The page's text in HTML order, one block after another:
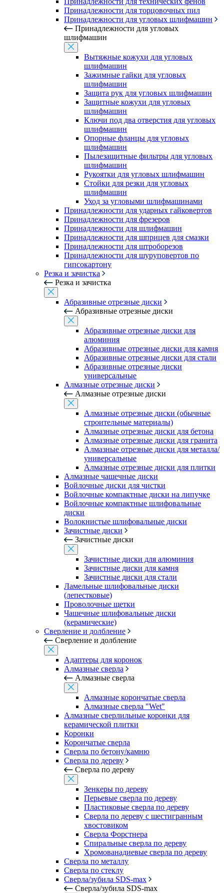
Принадлежности для торцовочных пил
Принадлежности для угловых шлифмашин
Принадлежности для угловых
шлифмашин
Вытяжные кожухи для угловых
шлифмашин
Зажимные гайки для угловых
шлифмашин
Защита рук для угловых шлифмашин
Защитные кожухи для угловых
шлифмашин
Ключи под два отверстия для угловых
шлифмашин
Опорные фланцы для угловых
шлифмашин
Пылезащитные фильтры для угловых
шлифмашин
Рукоятки для угловых шлифмашин
Стойки для резки для угловых
шлифмашин
Уход за угловыми шлифмашинами
Принадлежности для ударных гайковертов
Принадлежности для фрезеров
Принадлежности для шлифмашин
Принадлежности для шприцев для смазки
Принадлежности для штроборезов
Принадлежности для шуруповертов по
гипсокартону
Резка и зачистка
Резка и зачистка
Абразивные отрезные диски
Абразивные отрезные диски
Абразивные отрезные диски для
алюминия
Абразивные отрезные диски для камня
Абразивные отрезные диски для стали
Абразивные отрезные диски
универсальные
Алмазные отрезные диски
Алмазные отрезные диски
Алмазные отрезные диски (обычные
строительные материалы)
Алмазные отрезные диски для бетона
Алмазные отрезные диски для гранита
Алмазные отрезные диски для металла/
универсальные
Алмазные отрезные диски для плитки
Алмазные чашечные диски
Войлочные диски для чистки
Войлочные компактные диски на липучке
Войлочные компактные шлифовальные
диски
Волокнистые шлифовальные диски
Зачистные диски
Зачистные диски
Зачистные диски для алюминия
Зачистные диски для камня
Зачистные диски для стали
Ламельные шлифовальные диски
(лепестковые)
Проволочные щетки
Чашечные шлифовальные диски
(керамические)
Сверление и долбление
Сверление и долбление
Адаптеры для коронок
Алмазные сверла
Алмазные сверла
Алмазные корончатые сверла
Алмазные сверла "Wet"
Алмазные сверлильные коронки для
керамической плитки
Коронки
Корончатые сверла
Сверла по бетону/камню
Сверла по дереву
Сверла по дереву
Зенкеры по дереву
Перьевые сверла по дереву
Пластиковые сверла по дереву
Сверла по дереву с шестигранным
хвостовиком
Сверла Форстнера
Спиральные сверла по дереву
Хромованадиевые сверла по дереву
Сверла по металлу
Сверла по стеклу
Сверла/зубила SDS-max
Сверла/зубила SDS-max